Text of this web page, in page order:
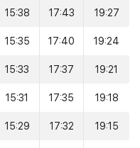
15:38 17:43 19:27
15:35 17:40 19:24
15:33 17:37 19:21
15:31 17:35 19:18
15:29 17:32 19:15